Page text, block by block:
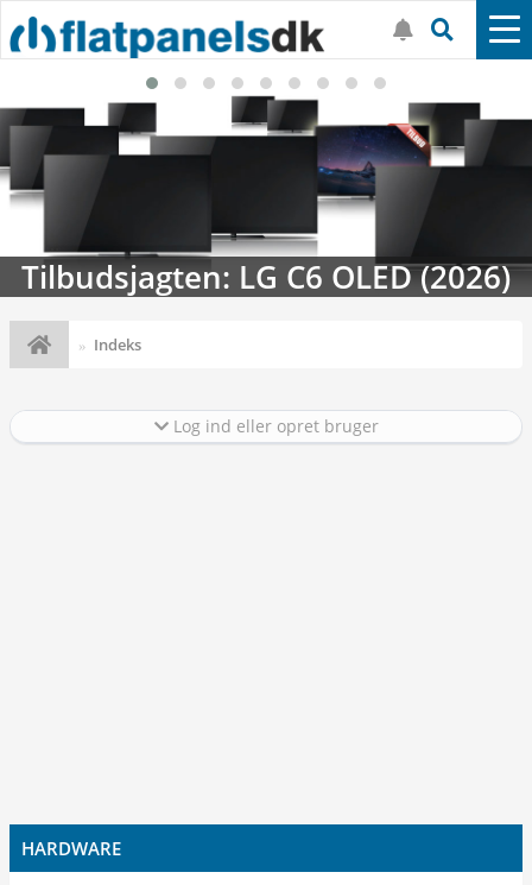
Tilbudsjagten: LG C6 OLED (2026)
Indeks
Log ind eller opret bruger
HARDWARE